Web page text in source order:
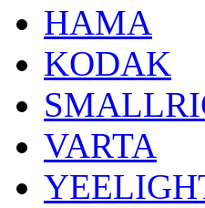
HAMA
KODAK
VARTA